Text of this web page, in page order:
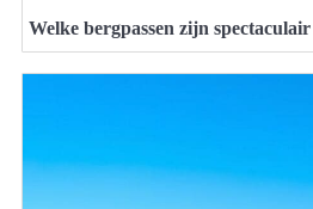
Welke bergpassen zijn